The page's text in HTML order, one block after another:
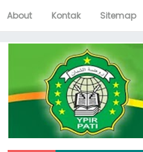
About Kontak Sitemap